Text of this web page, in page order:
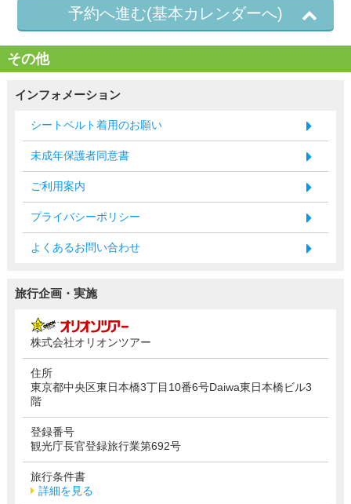
予約へ進む(基本カレンダーへ)
その他
インフォメーション
シートベルト着用のお願い
未成年保護者同意書
ご利用案内
プライバシーポリシー
よくあるお問い合わせ
旅行企画・実施
株式会社オリオンツアー
住所
東京都中央区東日本橋3丁目10番6号Daiwa東日本橋ビル3
階
登録番号
観光庁長官登録旅行業第692号
旅行条件書
詳細を見る